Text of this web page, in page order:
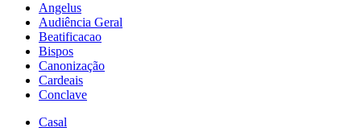
Angelus
Audiência Geral
Beatificacao
Bispos
Canonização
Cardeais
Conclave
Casal